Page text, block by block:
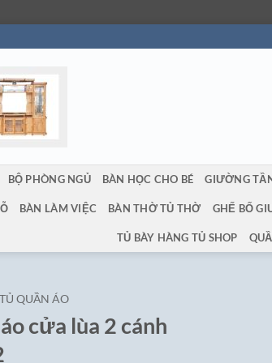
BỘ PHÒNG NGỦ BÀN HỌC CHO BÉ GIƯỜNG
BÀN LÀM VIỆC BÀN THỜ TỦ THỜ GHẾ BỐ
TỦ BÀY HÀNG TỦ SHOP
TỦ QUẦN ÁO
cửa lùa 2 cánh